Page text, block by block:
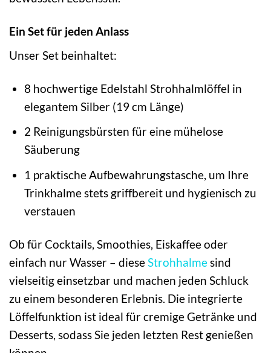
Ein Set für jeden Anlass
Unser Set beinhaltet:
8 hochwertige Edelstahl Strohhalmlöffel in
elegantem Silber (19 cm Länge)
2 Reinigungsbürsten für eine mühelose
Säuberung
1 praktische Aufbewahrungstasche, um Ihre
Trinkhalme stets griffbereit und hygienisch zu
verstauen
Ob für Cocktails, Smoothies, Eiskaffee oder
einfach nur Wasser – diese Strohhalme sind
vielseitig einsetzbar und machen jeden Schluck
zu einem besonderen Erlebnis. Die integrierte
Löffelfunktion ist ideal für cremige Getränke und
Desserts, sodass Sie jeden letzten Rest genießen